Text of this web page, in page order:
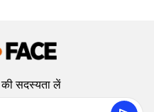
सदस्यता लें